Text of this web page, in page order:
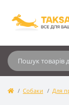
Собаки Для